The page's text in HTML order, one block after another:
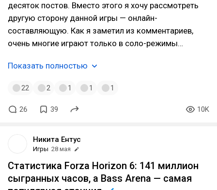
десяток постов. Вместо этого я хочу рассмотреть
другую сторону данной игры — онлайн-
составляющую. Как я заметил из комментариев,
очень многие играют только в соло-режимы…
Показать полностью
22 2 1 1 1
26 39 10K
Никита Ентус
Игры 28 мая
Статистика Forza Horizon 6: 141 миллион
сыгранных часов, а Bass Arena — самая